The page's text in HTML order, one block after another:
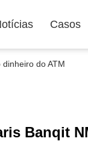
Casos
do ATM
Banqit